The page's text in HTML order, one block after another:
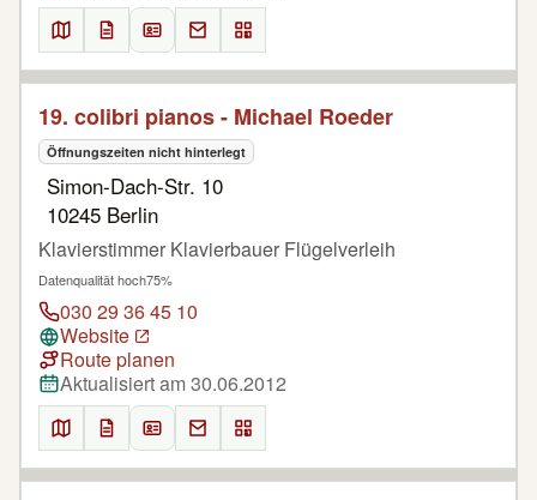
19. colibri pianos - Michael Roeder
Öffnungszeiten nicht hinterlegt
Simon-Dach-Str. 10
10245 Berlin
Klavierstimmer Klavierbauer Flügelverleih
Datenqualität hoch75%
030 29 36 45 10
Website
Route planen
Aktualisiert am 30.06.2012